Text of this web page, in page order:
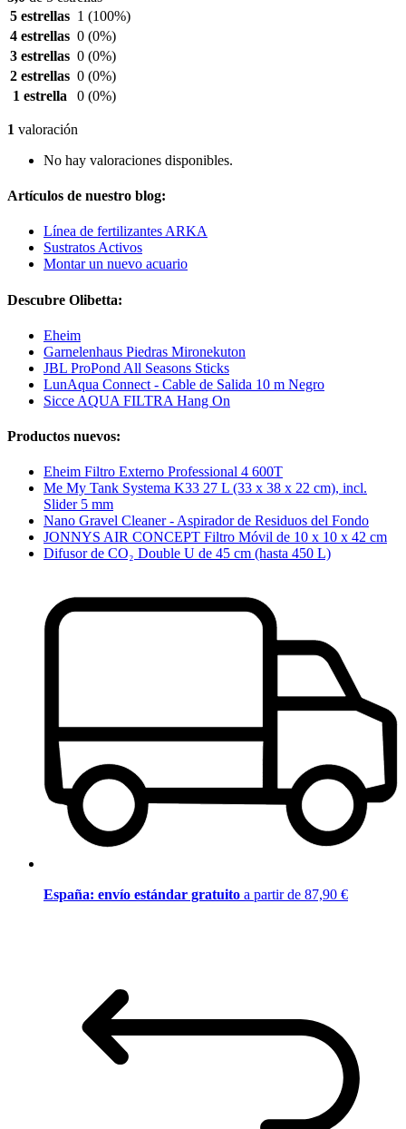
5 estrellas 1 (100%)
4 estrellas 0 (0%)
3 estrellas 0 (0%)
2 estrellas 0 (0%)
1 estrella
0 (0%)
1 valoración
No hay valoraciones disponibles.
Artículos de nuestro blog:
Línea de fertilizantes ARKA
Sustratos Activos
Montar un nuevo acuario
Descubre Olibetta:
Eheim
Garnelenhaus Piedras Mironekuton
JBL ProPond All Seasons Sticks
LunAqua Connect - Cable de Salida 10 m Negro
Sicce AQUA FILTRA Hang On
Productos nuevos:
Eheim Filtro Externo Professional 4 600T
Me My Tank Systema K33 27 L (33 x 38 x 22 cm), incl.
Slider 5 mm
Nano Gravel Cleaner - Aspirador de Residuos del Fondo
JONNYS AIR CONCEPT Filtro Móvil de 10 x 10 x 42 cm
Difusor de CO₂ Double U de 45 cm (hasta 450 L)
España: envío estándar gratuito a partir de 87,90 €